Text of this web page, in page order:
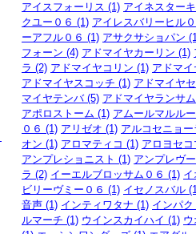
アイスフォーリス (1) アイネスター
クユー０６ (1) アイレスバリーヒル
ーアフル０６ (1) アサクサショパン
フォーン (4) アドマイヤカーリン (1)
ラ (2) アドマイヤコリン (1) アドマ
アドマイヤスコッチ (1) アドマイヤ
マイヤテンバ (5) アドマイヤランサ
アポロストーム (1) アムールマルル
０６ (1) アリゼオ (1) アルコセニョー
オン (1) アロマティコ (1) アロヨセ
アンプレショニスト (1) アンプレヴ
ラ (2) イーエルブロッサム０６ (1) イ
ビリーヴミー０６ (1) イセノスバル
音声 (1) インティワタナ (1) インパク
ルマーチ (1) ウインスカイハイ (1)